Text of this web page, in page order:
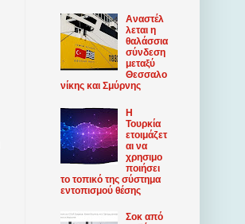
Αναστέλ
λεται η
θαλάσσια
σύνδεση
μεταξύ
Θεσσαλο
νίκης και Σμύρνης
Η
Τουρκία
ετοιμάζετ
αι να
χρησιμο
ποιήσει
το τοπικό της σύστημα
εντοπισμού θέσης
Σοκ από